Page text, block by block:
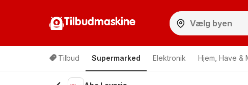
Tilbudmaskine
Tilbud Supermarked Elektronik Hjem, Have &